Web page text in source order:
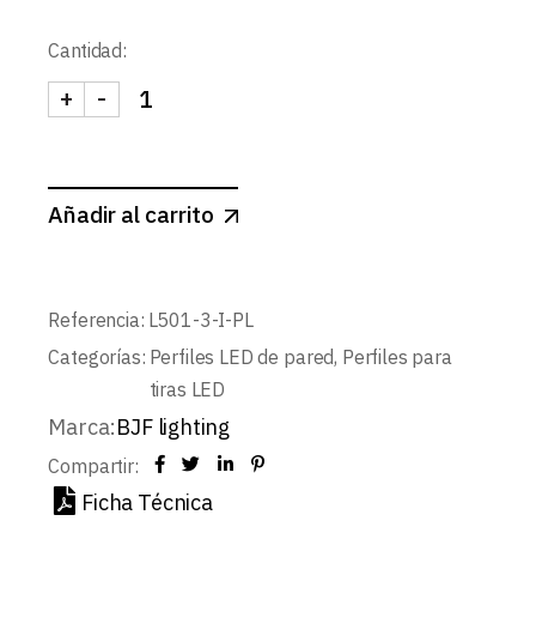
Cantidad:
TAPA IZQUIERDA PERFIL L501 PLATA cantidad
-
+
Añadir al carrito
Referencia: L501-3-I-PL
Categorías: Perfiles LED de pared, Perfiles para
tiras LED
Marca:BJF lighting
Compartir:
Ficha Técnica